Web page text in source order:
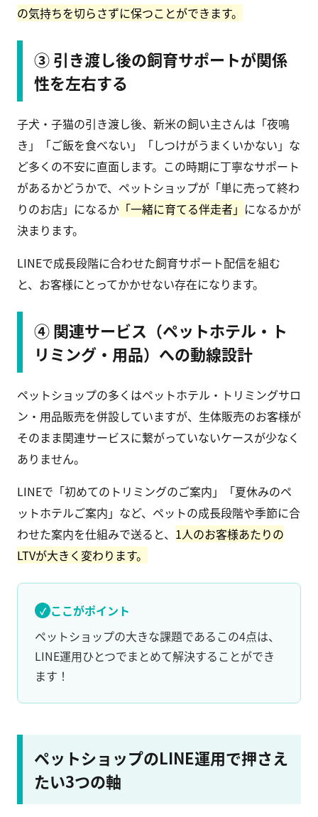
の気持ちを切らさずに保つことができます。
③ 引き渡し後の飼育サポートが関係
性を左右する
子犬・子猫の引き渡し後、新米の飼い主さんは「夜鳴
き」「ご飯を食べない」「しつけがうまくいかない」な
ど多くの不安に直面します。この時期に丁寧なサポート
があるかどうかで、ペットショップが「単に売って終わ
りのお店」になるか 「一緒に育てる伴走者」 になるかが
決まります。
LINEで成長段階に合わせた飼育サポート配信を組む
と、お客様にとってかかせない存在になります。
④ 関連サービス（ペットホテル・ト
リミング・用品）への動線設計
ペットショップの多くはペットホテル・トリミングサロ
ン・用品販売を併設していますが、生体販売のお客様が
そのまま関連サービスに繋がっていないケースが少なく
ありません。
LINEで「初めてのトリミングのご案内」「夏休みのペ
ットホテルご案内」など、ペットの成長段階や季節に合
わせた案内を仕組みで送ると、 1人のお客様あたりの
LTVが大きく変わります。
ここがポイント
ペットショップの大きな課題であるこの4点は、
LINE運用ひとつでまとめて解決することができ
ます！
ペットショップのLINE運用で押さえ
たい3つの軸